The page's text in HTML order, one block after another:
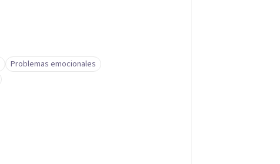
Problemas emocionales